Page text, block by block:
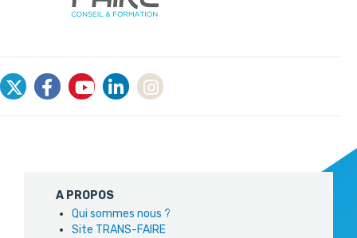
A PROPOS
Qui sommes nous ?
Site TRANS-FAIRE